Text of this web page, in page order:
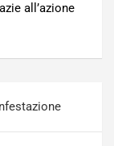
all’azione